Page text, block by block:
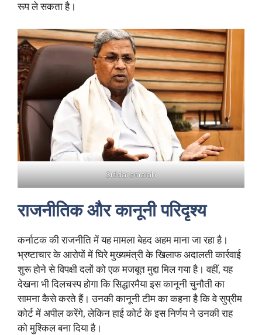
रूप ले सकता है।
Siddaramaiah
राजनीतिक और कानूनी परिदृश्य
कर्नाटक की राजनीति में यह मामला बेहद अहम माना जा रहा है।
भ्रष्टाचार के आरोपों में घिरे मुख्यमंत्री के खिलाफ अदालती कार्रवाई
शुरू होने से विपक्षी दलों को एक मजबूत मुद्दा मिल गया है। वहीं, यह
देखना भी दिलचस्प होगा कि सिद्धारमैया इस कानूनी चुनौती का
सामना कैसे करते हैं। उनकी कानूनी टीम का कहना है कि वे सुप्रीम
कोर्ट में अपील करेंगे, लेकिन हाई कोर्ट के इस निर्णय ने उनकी राह
को मुश्किल बना दिया है।